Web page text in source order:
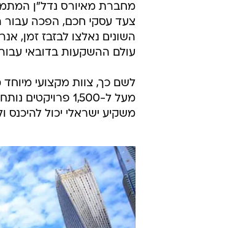
מחברת מאיורס נדל"ן
צעד עסקי חכם, הפכה עבור
השונים נאלצו לבזבז זמן,
עולם ההשקעות בדובאי
לשם כך, צוות מקצועי
מעל ל-1,500
משקיע ישראלי יכול